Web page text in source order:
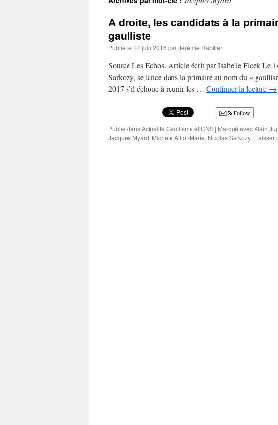
A droite, les candidats à la
gaulliste
Publié le 14 juin 2016 parJérémie Rabiller
Source Les Echos. Article écrit par Isabelle Ficek Le
Sarkozy, se lance dans la primaire au nom du «
2017 s’il échoue à réunir les … Continuer la lecture →
Follow
Publié dansActualité Gaullisme et CNS | Marqué avecAlain
Jacques Myard, Michèle Alliot-Marie, Nicolas Sarkozy | Laisser